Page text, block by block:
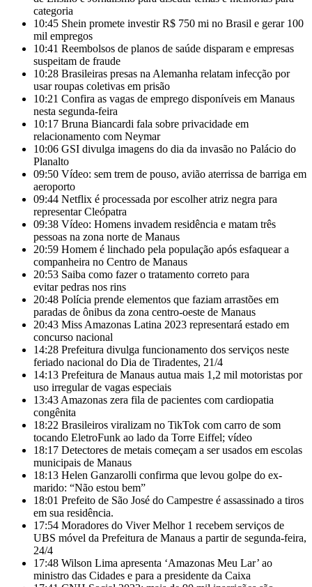
categoria
10:45 Shein promete investir R$ 750 mi no Brasil e gerar 100
mil empregos
10:41 Reembolsos de planos de saúde disparam e empresas
suspeitam de fraude
10:28 Brasileiras presas na Alemanha relatam infecção por
usar roupas coletivas em prisão
10:21 Confira as vagas de emprego disponíveis em Manaus
nesta segunda-feira
10:17 Bruna Biancardi fala sobre privacidade em
relacionamento com Neymar
10:06 GSI divulga imagens do dia da invasão no Palácio do
Planalto
09:50 Vídeo: sem trem de pouso, avião aterrissa de barriga em
aeroporto
09:44 Netflix é processada por escolher atriz negra para
representar Cleópatra
09:38 Vídeo: Homens invadem residência e matam três
pessoas na zona norte de Manaus
20:59 Homem é linchado pela população após esfaquear a
companheira no Centro de Manaus
20:53 Saiba como fazer o tratamento correto para
evitar pedras nos rins
20:48 Polícia prende elementos que faziam arrastões em
paradas de ônibus da zona centro-oeste de Manaus
20:43 Miss Amazonas Latina 2023 representará estado em
concurso nacional
14:28 Prefeitura divulga funcionamento dos serviços neste
feriado nacional do Dia de Tiradentes, 21/4
14:13 Prefeitura de Manaus autua mais 1,2 mil motoristas por
uso irregular de vagas especiais
13:43 Amazonas zera fila de pacientes com cardiopatia
congênita
18:22 Brasileiros viralizam no TikTok com carro de som
tocando EletroFunk ao lado da Torre Eiffel; vídeo
18:17 Detectores de metais começam a ser usados em escolas
municipais de Manaus
18:13 Helen Ganzarolli confirma que levou golpe do ex-
marido: “Não estou bem”
18:01 Prefeito de São José do Campestre é assassinado a tiros
em sua residência.
17:54 Moradores do Viver Melhor 1 recebem serviços de
UBS móvel da Prefeitura de Manaus a partir de segunda-feira,
24/4
17:48 Wilson Lima apresenta ‘Amazonas Meu Lar’ ao
ministro das Cidades e para a presidente da Caixa